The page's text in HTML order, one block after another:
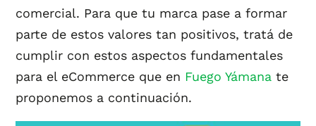
comercial. Para que tu marca pase a formar
parte de estos valores tan positivos, tratá de
cumplir con estos aspectos fundamentales
para el eCommerce que en Fuego Yámana te
proponemos a continuación.